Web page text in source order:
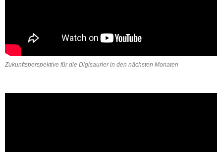
Zukunftsperspektive für die Digisaurier in den nächsten Monaten